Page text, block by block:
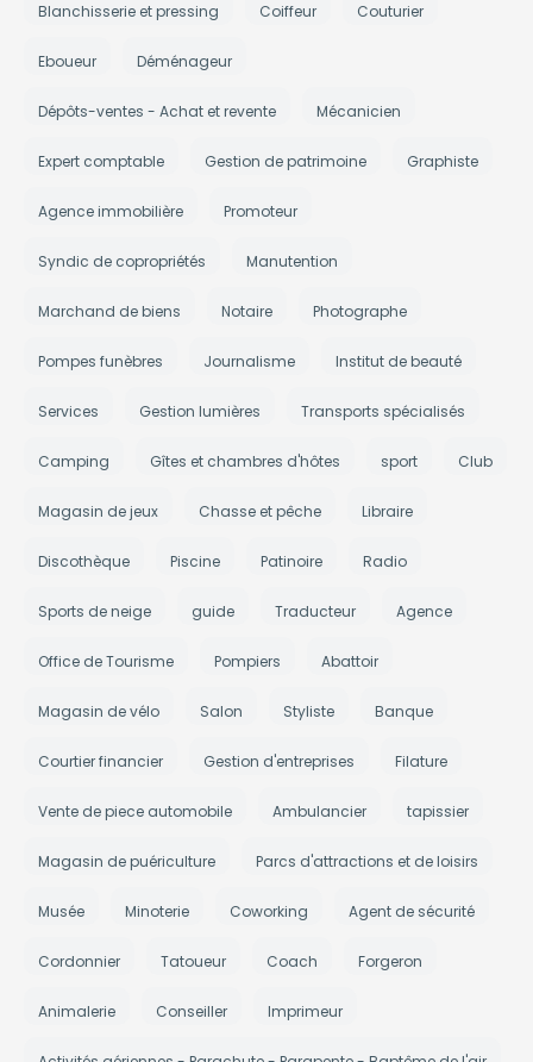
Blanchisserie et pressing Coiffeur Couturier
Eboueur Déménageur
Dépôts-ventes - Achat et revente Mécanicien
Expert comptable Gestion de patrimoine Graphiste
Agence immobilière Promoteur
Syndic de copropriétés Manutention
Marchand de biens Notaire Photographe
Pompes funèbres Journalisme Institut de beauté
Services Gestion lumières Transports spécialisés
Camping Gîtes et chambres d'hôtes sport Club
Magasin de jeux Chasse et pêche Libraire
Discothèque Piscine Patinoire Radio
Sports de neige guide Traducteur Agence
Office de Tourisme Pompiers Abattoir
Magasin de vélo Salon Styliste Banque
Courtier financier Gestion d'entreprises Filature
Vente de piece automobile Ambulancier tapissier
Magasin de puériculture Parcs d'attractions et de loisirs
Musée Minoterie Coworking Agent de sécurité
Cordonnier Tatoueur Coach Forgeron
Animalerie Conseiller Imprimeur